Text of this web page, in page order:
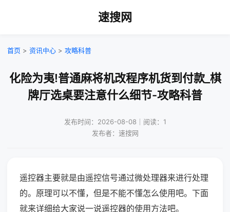
速搜网
首页 > 资讯中心 > 攻略科普
化险为夷!普通麻将机改程序机货到付款_棋
牌厅选桌要注意什么细节-攻略科普
发布时间：2026-08-08｜阅读：1
发布者：速搜网
遥控器主要就是由遥控信号通过微处理器来进行处理
的。原理可以不懂，但是不能不懂怎么使用吧。下面
就来详细给大家说一说遥控器的使用方法吧。